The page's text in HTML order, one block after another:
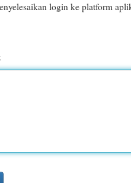
login ke platform